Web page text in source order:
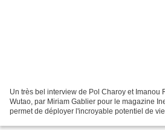
Un très bel interview de Pol Charoy et Imanou
Wutao, par Miriam Gablier pour le magazine
permet de déployer l'incroyable potentiel de